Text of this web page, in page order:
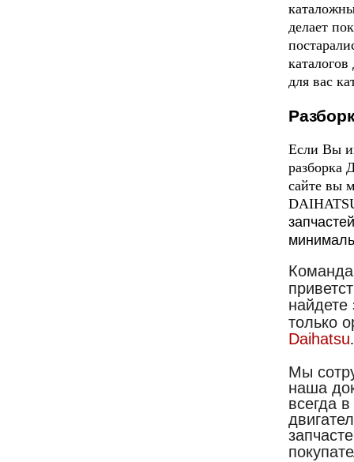
делает
для вас
Если Вы
разборка
сайте вы
найдете
только
Daihatsu
Мы
наша
всегда